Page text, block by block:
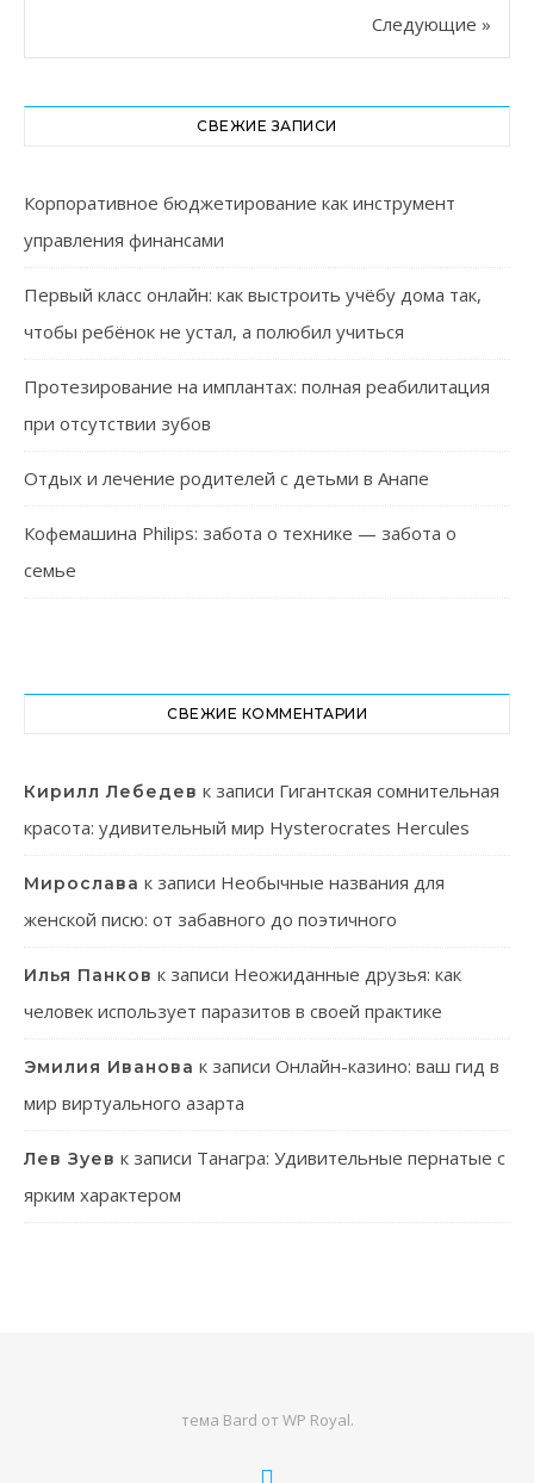
Следующие »
СВЕЖИЕ ЗАПИСИ
Корпоративное бюджетирование как инструмент
управления финансами
Первый класс онлайн: как выстроить учёбу дома так,
чтобы ребёнок не устал, а полюбил учиться
Протезирование на имплантах: полная реабилитация
при отсутствии зубов
Отдых и лечение родителей с детьми в Анапе
Кофемашина Philips: забота о технике — забота о
семье
СВЕЖИЕ КОММЕНТАРИИ
Кирилл Лебедев к записи Гигантская сомнительная
красота: удивительный мир Hysterocrates Hercules
Мирослава к записи Необычные названия для
женской писю: от забавного до поэтичного
Илья Панков к записи Неожиданные друзья: как
человек использует паразитов в своей практике
Эмилия Иванова к записи Онлайн-казино: ваш гид в
мир виртуального азарта
Лев Зуев к записи Танагра: Удивительные пернатые с
ярким характером
тема Bard от WP Royal.